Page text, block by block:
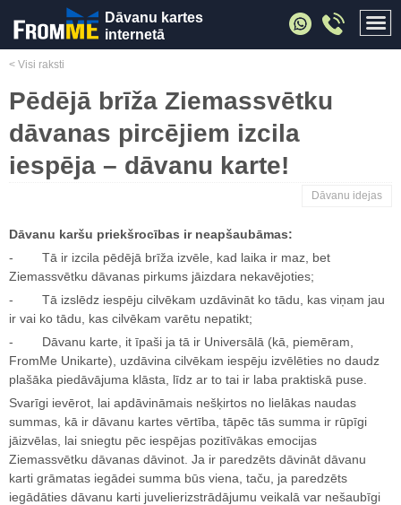
Dāvanu kartes
internetā
< Visi raksti
Pēdējā brīža Ziemassvētku
dāvanas pircējiem izcila
iespēja – dāvanu karte!
Dāvanu idejas
Dāvanu karšu priekšrocības ir neapšaubāmas:
- Tā ir izcila pēdējā brīža izvēle, kad laika ir maz, bet
Ziemassvētku dāvanas pirkums jāizdara nekavējoties;
- Tā izslēdz iespēju cilvēkam uzdāvināt ko tādu, kas viņam jau
ir vai ko tādu, kas cilvēkam varētu nepatikt;
- Dāvanu karte, it īpaši ja tā ir Universālā (kā, piemēram,
FromMe Unikarte), uzdāvina cilvēkam iespēju izvēlēties no daudz
plašāka piedāvājuma klāsta, līdz ar to tai ir laba praktiskā puse.
Svarīgi ievērot, lai apdāvināmais nešķirtos no lielākas naudas
summas, kā ir dāvanu kartes vērtība, tāpēc tās summa ir rūpīgi
jāizvēlas, lai sniegtu pēc iespējas pozitīvākas emocijas
Ziemassvētku dāvanas dāvinot. Ja ir paredzēts dāvināt dāvanu
karti grāmatas iegādei summa būs viena, taču, ja paredzēts
iegādāties dāvanu karti juvelierizstrādājumu veikalā var nešaubīgi